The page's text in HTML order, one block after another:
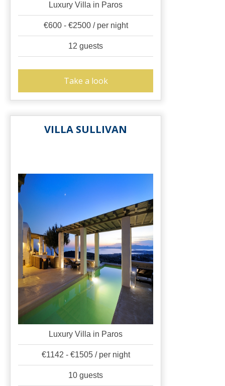
Luxury Villa in Paros
€600 - €2500 / per night
12 guests
Take a look
VILLA SULLIVAN
Luxury Villa in Paros
€1142 - €1505 / per night
10 guests